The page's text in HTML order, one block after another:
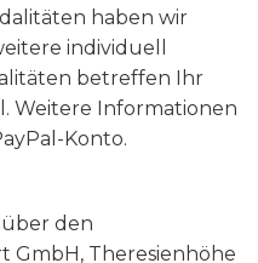
haben wir
individuell
betreffen Ihr
Weitere Informationen
Konto.
den
GmbH, Theresienhöhe